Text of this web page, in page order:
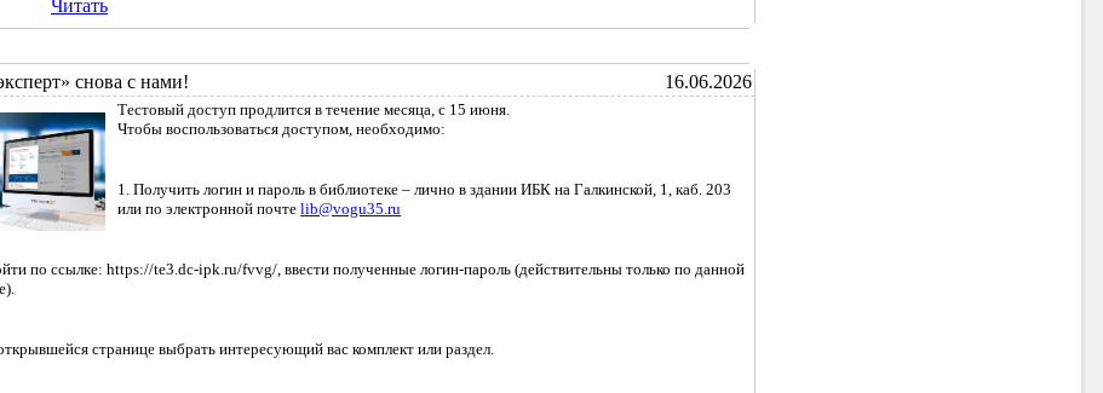
Читать
снова с нами! 16.06.2026
Тестовый доступ продлится в течение месяца, с 15 июня.
Чтобы воспользоваться доступом, необходимо:
1. Получить логин и пароль в библиотеке – лично в здании ИБК на Галкинской, 1, каб. 203
или по электронной почтеlib@vogu35.ru
по ссылке: https://te3.dc-ipk.ru/fvvg/, ввести полученные логин-пароль (действительны только по данной
странице выбрать интересующий вас комплект или раздел.